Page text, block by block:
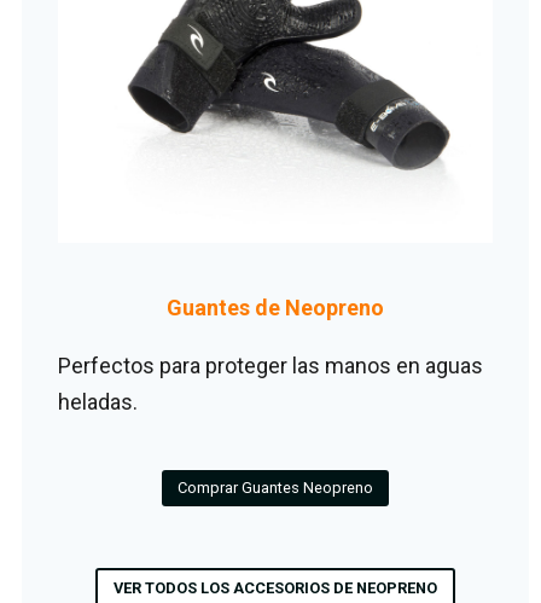
Guantes de Neopreno
Perfectos para proteger las manos en aguas
heladas.
Comprar Guantes Neopreno
VER TODOS LOS ACCESORIOS DE NEOPRENO